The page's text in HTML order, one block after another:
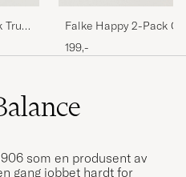
True
Falke Happy 2-Pack
Dark Brown
199,-
som en produsent av
gang jobbet hardt for